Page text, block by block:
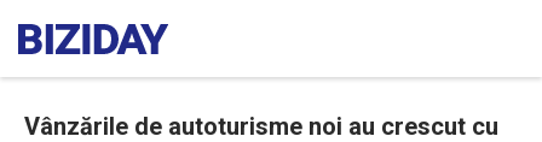
Vânzările de autoturisme noi au crescut cu